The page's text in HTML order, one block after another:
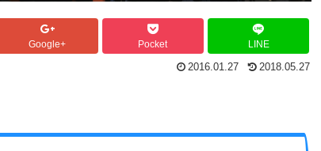
Google+ Pocket LINE
2016.01.27 2018.05.27